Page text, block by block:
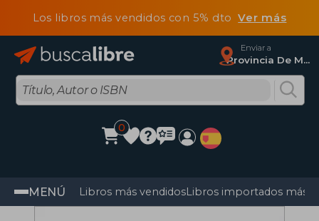
Los libros más vendidos con 5% dtoVer más
Enviar a
Provincia De Madrid
0
MENÚ Libros más vendidosLibros importados más